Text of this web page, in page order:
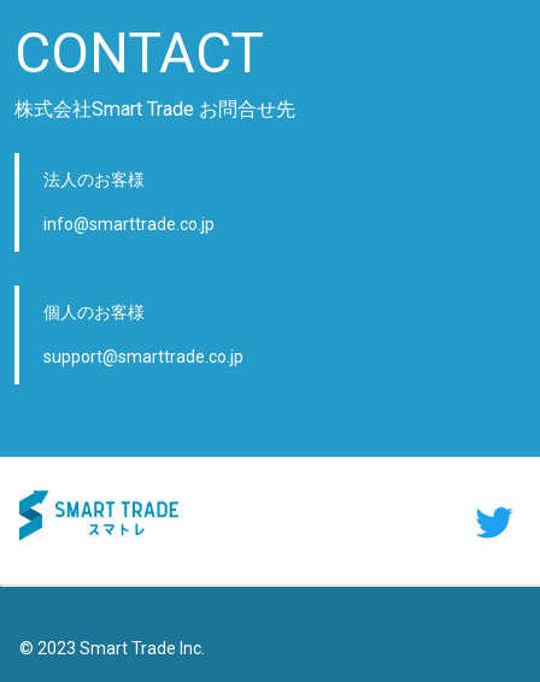
CONTACT
株式会社Smart Trade お問合せ先
法人のお客様
info@smarttrade.co.jp
個人のお客様
support@smarttrade.co.jp
© 2023 Smart Trade Inc.